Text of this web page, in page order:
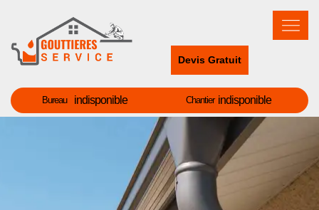
Devis Gratuit
Bureau indisponible Chantier indisponible